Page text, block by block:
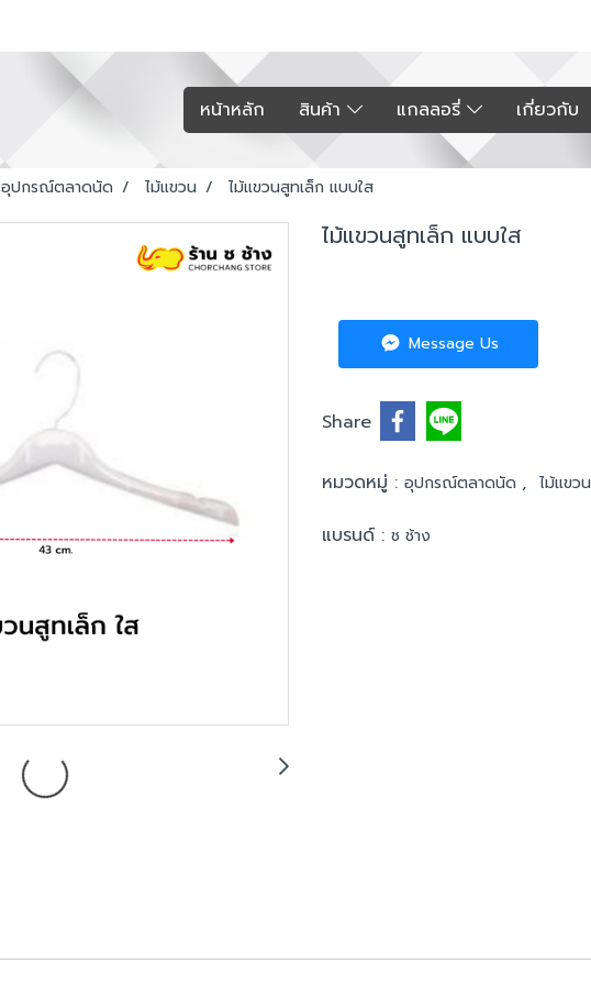
หน้าหลัก สินค้า แกลลอรี่ เกี่ยวกับ
อุปกรณ์ตลาดนัด ไม้แขวน ไม้แขวนสูทเล็ก แบบใส
ไม้แขวนสูทเล็ก แบบใส
Message Us
Share
หมวดหมู่ : อุปกรณ์ตลาดนัด , ไม้แขวน
แบรนด์ : ช ช้าง